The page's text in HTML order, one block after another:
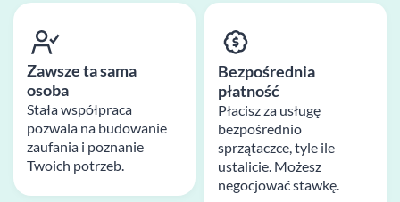
Zawsze ta sama
osoba
Stała współpraca
pozwala na budowanie
zaufania i poznanie
Twoich potrzeb.
Bezpośrednia
płatność
Płacisz za usługę
bezpośrednio
sprzątaczce, tyle ile
ustalicie. Możesz
negocjować stawkę.